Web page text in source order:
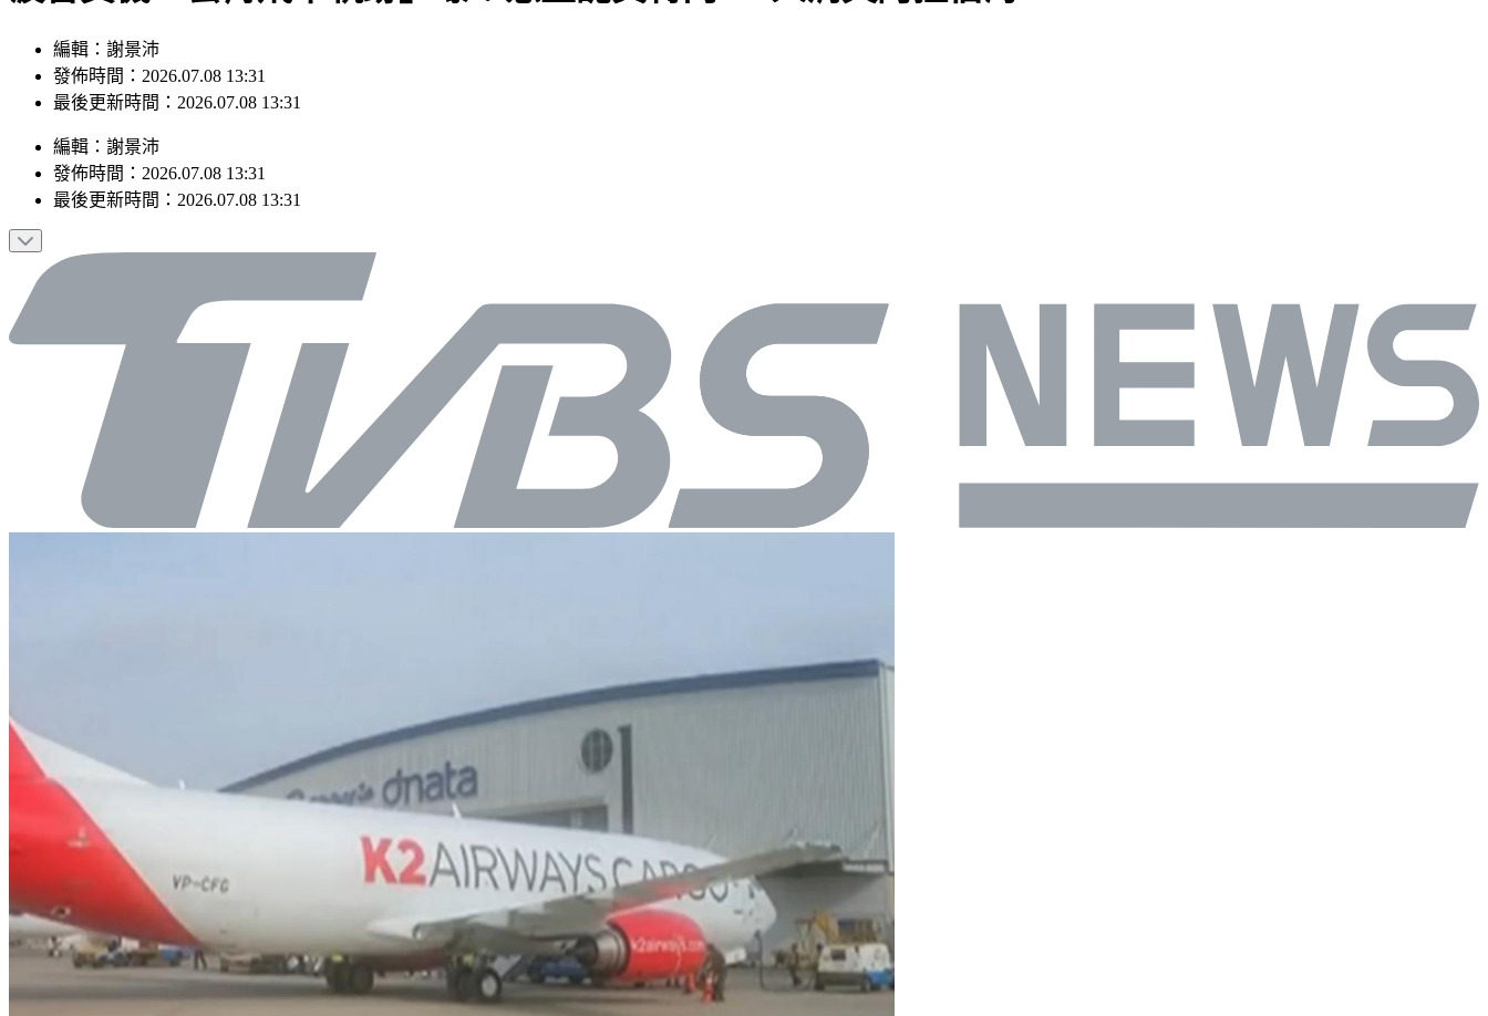
編輯：謝景沛
發佈時間：2026.07.08 13:31
最後更新時間：2026.07.08 13:31
編輯 ： 謝景沛
發佈時間： 2026.07.08 13:31
最後更新時間： 2026.07.08 13:31